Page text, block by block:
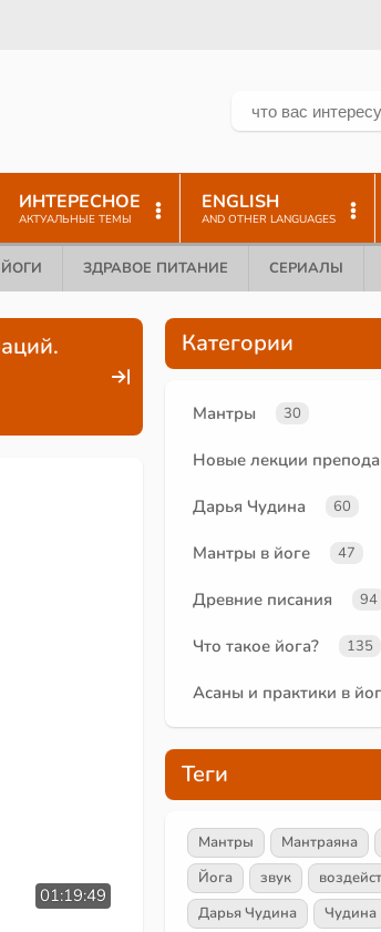
ИНТЕРЕСНОЕ
АКТУАЛЬНЫЕ ТЕМЫ
ENGLISH
AND OTHER LANGUAGES
ЗДРАВОЕ ПИТАНИЕ СЕРИАЛЫ
01:19:49
Категории
Мантры 30
Дарья Чудина 60
Мантры в йоге 47
Древние писания 94
Что такое йога? 135
Асаны и практики в
Теги
Мантры Мантраяна
Йога
звук
Дарья Чудина
Чудина